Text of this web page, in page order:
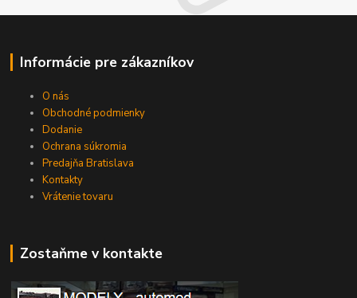
Informácie pre zákazníkov
O nás
Obchodné podmienky
Dodanie
Ochrana súkromia
Predajňa Bratislava
Kontakty
Vrátenie tovaru
Zostaňme v kontakte